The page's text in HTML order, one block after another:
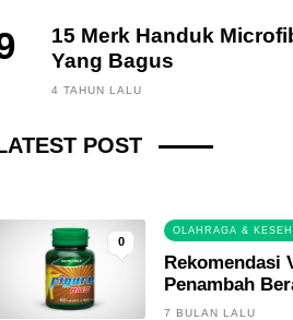
15 Merk Handuk
Yang Bagus
4 TAHUN LALU
POST
FINANCE, INVESTING
3 BULAN LALU
0
OLAHRAGA &
Rekomendasi
Penambah
Terbaik
7 BULAN LALU